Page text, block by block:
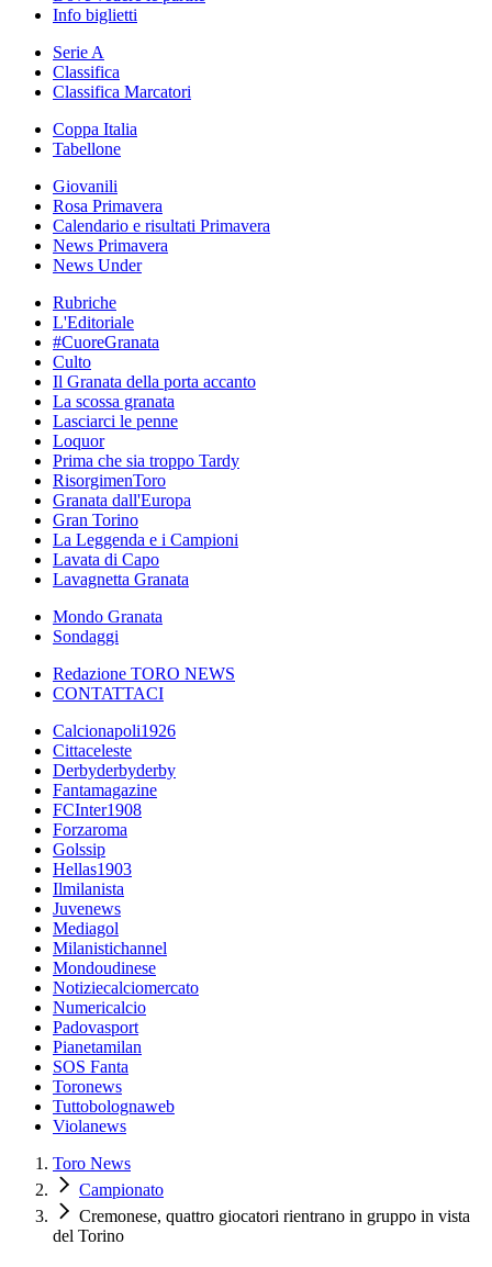
Info biglietti
Serie A
Classifica
Classifica Marcatori
Coppa Italia
Tabellone
Giovanili
Rosa Primavera
Calendario e risultati Primavera
News Primavera
News Under
Rubriche
L'Editoriale
#CuoreGranata
Culto
Il Granata della porta accanto
La scossa granata
Lasciarci le penne
Loquor
Prima che sia troppo Tardy
RisorgimenToro
Granata dall'Europa
Gran Torino
La Leggenda e i Campioni
Lavata di Capo
Lavagnetta Granata
Mondo Granata
Sondaggi
Redazione TORO NEWS
CONTATTACI
Calcionapoli1926
Cittaceleste
Derbyderbyderby
Fantamagazine
FCInter1908
Forzaroma
Golssip
Hellas1903
Ilmilanista
Juvenews
Mediagol
Milanistichannel
Mondoudinese
Notiziecalciomercato
Numericalcio
Padovasport
Pianetamilan
SOS Fanta
Toronews
Tuttobolognaweb
Violanews
Toro News
Campionato
Cremonese, quattro giocatori rientrano in gruppo in vista
del Torino